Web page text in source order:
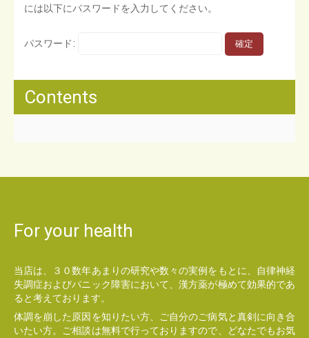
には以下にパスワードを入力してください。
パスワード:
Contents
For your health
当店は、３０数年あまりの研究や数々の実例をもとに、自律神経
失調症およびパニック障害において、漢方薬が極めて効果的であ
ると考えております。
体調を崩した原因を知りたい方、ご自分のご病気と真剣に向き合
いたい方。ご相談は無料で行っておりますので、どなたでもお気